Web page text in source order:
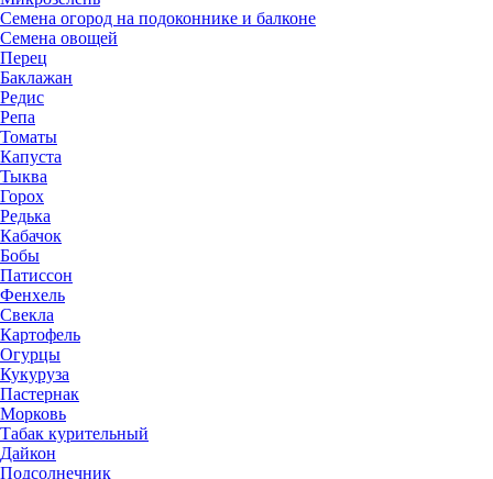
Семена огород на подоконнике и балконе
Семена овощей
Перец
Баклажан
Редис
Репа
Томаты
Капуста
Тыква
Горох
Редька
Кабачок
Бобы
Патиссон
Фенхель
Свекла
Картофель
Огурцы
Кукуруза
Пастернак
Морковь
Табак курительный
Дайкон
Подсолнечник